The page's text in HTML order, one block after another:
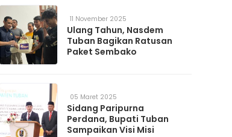
11 November 2025
Ulang Tahun, Nasdem
Tuban Bagikan Ratusan
Paket Sembako
05 Maret 2025
Sidang Paripurna
Perdana, Bupati Tuban
Sampaikan Visi Misi